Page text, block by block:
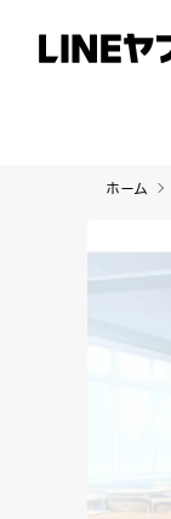
サービス
ホーム